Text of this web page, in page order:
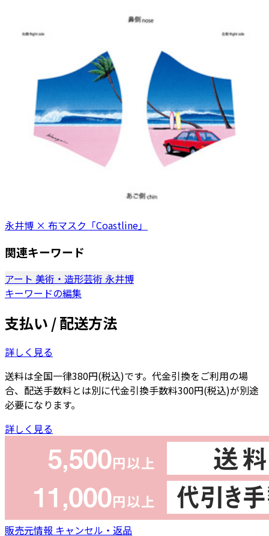
永井博 × 布マスク「Coastline」
関連キーワード
アート 美術・造形芸術 永井博
キーワードの編集
支払い / 配送方法
詳しく見る
送料は全国一律380円(税込)です。代金引換をご利用の場
合、配送手数料とは別に代金引換手数料300円(税込)が別途
必要になります。
詳しく見る
販売元情報 キャンセル・返品